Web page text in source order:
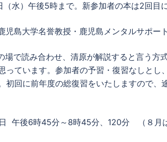
）午後5時まで。新参加者の本は2回目
学名誉教授・鹿児島メンタルサポート
で読み合わせ、清原が解説すると言う方
っています。参加者の予習・復習なしとし
初回に前年度の総復習をいたしますので、
午後6時45分～8時45分、120分 （８月は